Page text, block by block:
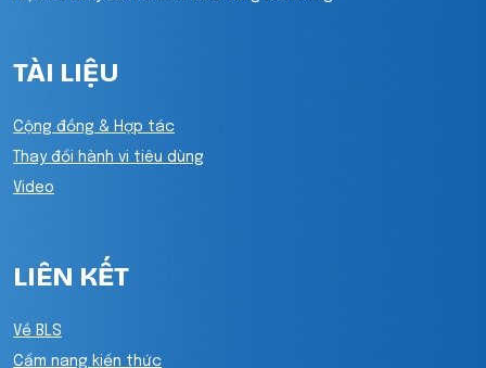
TÀI LIỆU
Cộng đồng & Hợp tác
Thay đổi hành vi tiêu dùng
Video
LIÊN KẾT
Về BLS
Cẩm nang kiến thức